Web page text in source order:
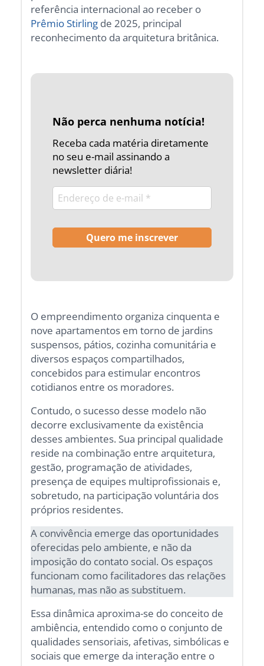
referência internacional ao receber o
Prêmio Stirling de 2025, principal
reconhecimento da arquitetura britânica.
Não perca nenhuma notícia!
Receba cada matéria diretamente
no seu e-mail assinando a
newsletter diária!
O empreendimento organiza cinquenta e
nove apartamentos em torno de jardins
suspensos, pátios, cozinha comunitária e
diversos espaços compartilhados,
concebidos para estimular encontros
cotidianos entre os moradores.
Contudo, o sucesso desse modelo não
decorre exclusivamente da existência
desses ambientes. Sua principal qualidade
reside na combinação entre arquitetura,
gestão, programação de atividades,
presença de equipes multiprofissionais e,
sobretudo, na participação voluntária dos
próprios residentes.
A convivência emerge das oportunidades
oferecidas pelo ambiente, e não da
imposição do contato social. Os espaços
funcionam como facilitadores das relações
humanas, mas não as substituem.
Essa dinâmica aproxima-se do conceito de
ambiência, entendido como o conjunto de
qualidades sensoriais, afetivas, simbólicas e
sociais que emerge da interação entre o